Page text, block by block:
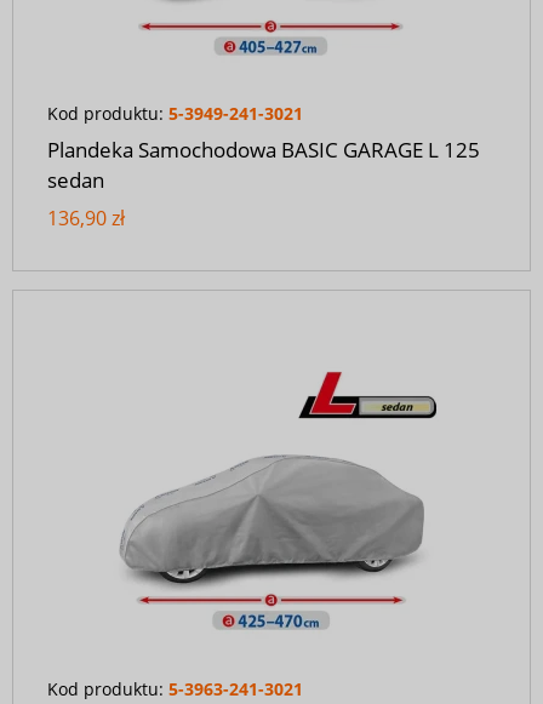
Kod produktu: 5-3949-241-3021
Plandeka Samochodowa BASIC GARAGE L 125
sedan
136,90 zł
Kod produktu: 5-3963-241-3021